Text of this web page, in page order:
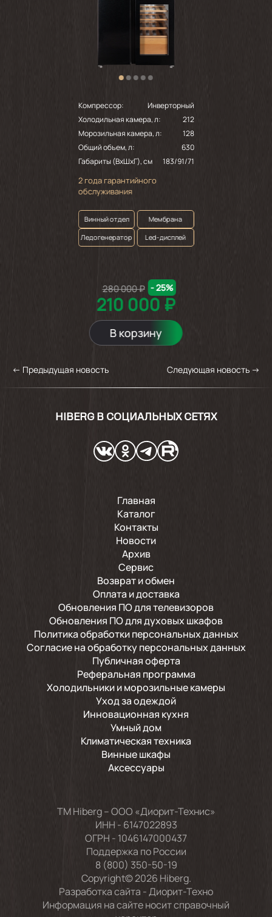
Компрессор:
Инверторный
Холодильная камера, л:
212
Морозильная камера, л:
128
Общий объем, л:
630
Габариты (ВхШхГ), см
183/91/71
2 года гарантийного
обслуживания
Винный отдел
Мембрана
Ледогенератор
Led-дисплей
210 000 ₽
280 000 ₽ - 25%
В корзину
← Предыдущая новость Следующая новость →
HIBERG В СОЦИАЛЬНЫХ СЕТЯХ
Главная
Каталог
Контакты
Новости
Архив
Сервис
Возврат и обмен
Оплата и доставка
Обновления ПО для телевизоров
Обновления ПО для духовых шкафов
Политика обработки персональных данных
Согласие на обработку персональных данных
Публичная оферта
Реферальная программа
Холодильники и морозильные камеры
Уход за одеждой
Инновационная кухня
Умный дом
Климатическая техника
Винные шкафы
Аксессуары
TM Hiberg – ООО «Диорит-Технис»
ИНН - 6147022893
ОГРН - 1046147000437
Поддержка по России
8 (800) 350-50-19
Copyright© 2026 Hiberg.
Разработка сайта -Диорит-Техно
Информация на сайте носит справочный